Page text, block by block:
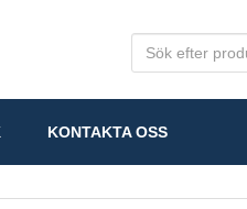
KONTAKTA OSS